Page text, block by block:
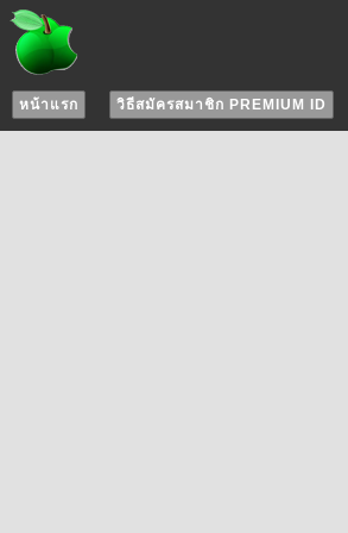
หน้าแรก วิธีสมัครสมาชิก PREMIUM ID